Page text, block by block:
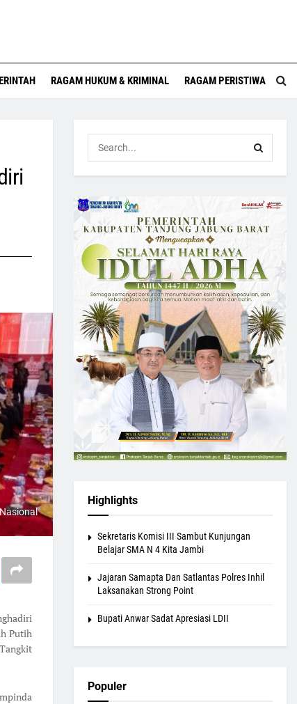
RAGAM HUKUM & KRIMINAL RAGAM PERISTIWA
Putih
Highlights
Sekretaris Komisi III Sambut Kunjungan
Belajar SMA N 4 Kita Jambi
Jajaran Samapta Dan Satlantas Polres Inhil
Laksanakan Strong Point
Bupati Anwar Sadat Apresiasi LDII
Populer